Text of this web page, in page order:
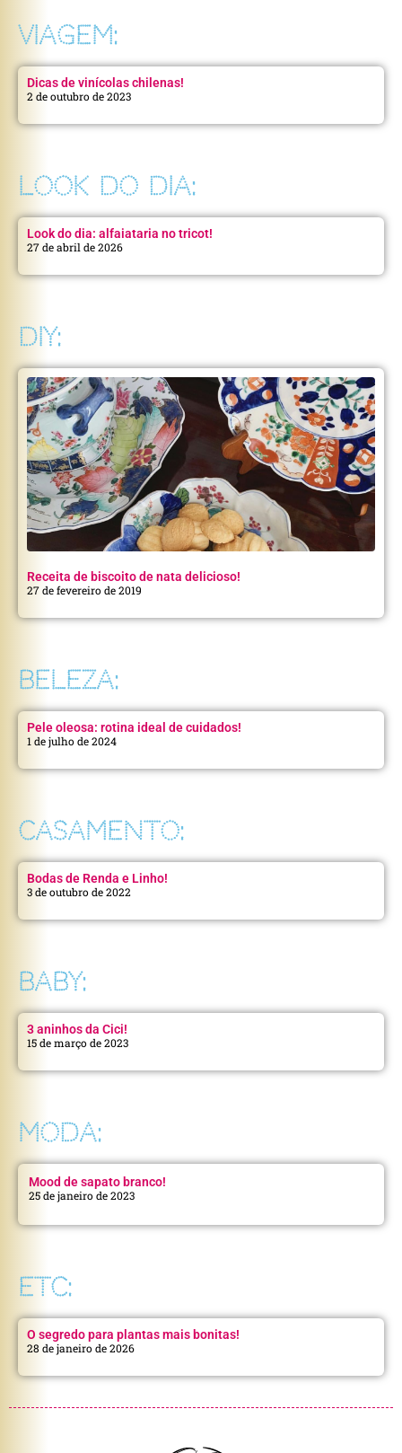
VIAGEM:
Dicas de vinícolas chilenas!
2 de outubro de 2023
LOOK DO DIA:
Look do dia: alfaiataria no tricot!
27 de abril de 2026
DIY:
Receita de biscoito de nata delicioso!
27 de fevereiro de 2019
BELEZA:
Pele oleosa: rotina ideal de cuidados!
1 de julho de 2024
CASAMENTO:
Bodas de Renda e Linho!
3 de outubro de 2022
BABY:
3 aninhos da Cici!
15 de março de 2023
MODA:
Mood de sapato branco!
25 de janeiro de 2023
ETC:
O segredo para plantas mais bonitas!
28 de janeiro de 2026